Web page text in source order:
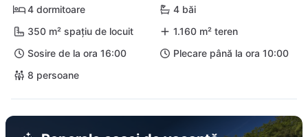
4 dormitoare
4 băi
350 m² spațiu de locuit
1.160 m² teren
Sosire de la ora 16:00
Plecare până la ora 10:00
8 persoane